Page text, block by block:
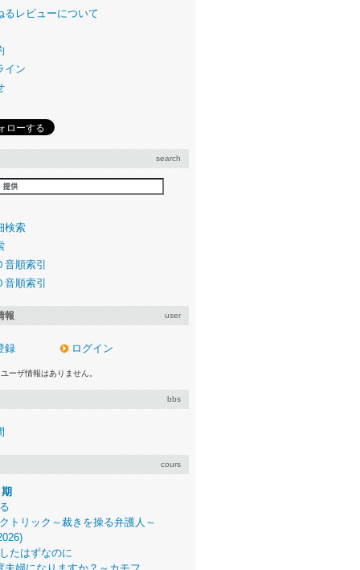
るレビューについて
イン
search
検索
順索引
順索引
報 user
録 ログイン
ーザ情報はありません。
bbs
cours
トリック～裁きを操る弁護人～
たはずなのに